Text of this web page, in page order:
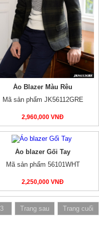
Áo Blazer Màu Rêu
Mã sản phẩm JK56112GRE
2,960,000 VNĐ
Áo blazer Gối Tay
Mã sản phẩm 56101WHT
2,250,000 VNĐ
3 Trang sau Trang cuối